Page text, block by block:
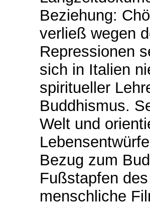
Beziehung:
verließ wegen
Repressionen
sich in Italien
spiritueller
Buddhismus.
Welt und
Bezug zum
Fußstapfen
menschliche